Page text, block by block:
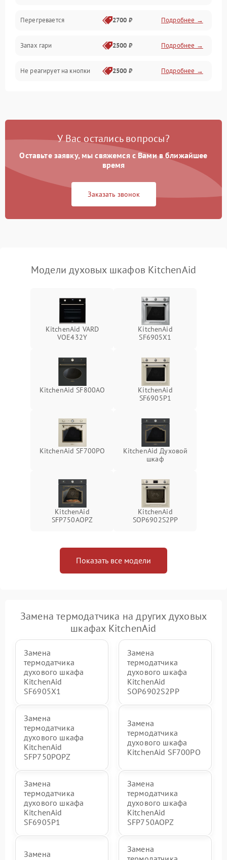
Перегревается 2700 ₽ Подробнее →
Запах гари 2500 ₽ Подробнее →
Не реагирует на кнопки 2500 ₽ Подробнее →
У Вас остались вопросы?
Оставьте заявку, мы свяжемся с Вами в ближайшее
время
Заказать звонок
Модели духовых шкафов KitchenAid
KitchenAid VARD
VOE432Y
KitchenAid
SF6905X1
KitchenAid SF800AO
KitchenAid
SF6905P1
KitchenAid SF700PO
KitchenAid Духовой
шкаф
KitchenAid
SFP750AOPZ
KitchenAid
SOP6902S2PP
Показать все модели
Замена термодатчика на других духовых
шкафах KitchenAid
Замена
термодатчика
духового шкафа
KitchenAid
SF6905X1
Замена
термодатчика
духового шкафа
KitchenAid
SOP6902S2PP
Замена
термодатчика
духового шкафа
KitchenAid
SFP750POPZ
Замена
термодатчика
духового шкафа
KitchenAid SF700PO
Замена
термодатчика
духового шкафа
KitchenAid
SF6905P1
Замена
термодатчика
духового шкафа
KitchenAid
SFP750AOPZ
Замена
Замена